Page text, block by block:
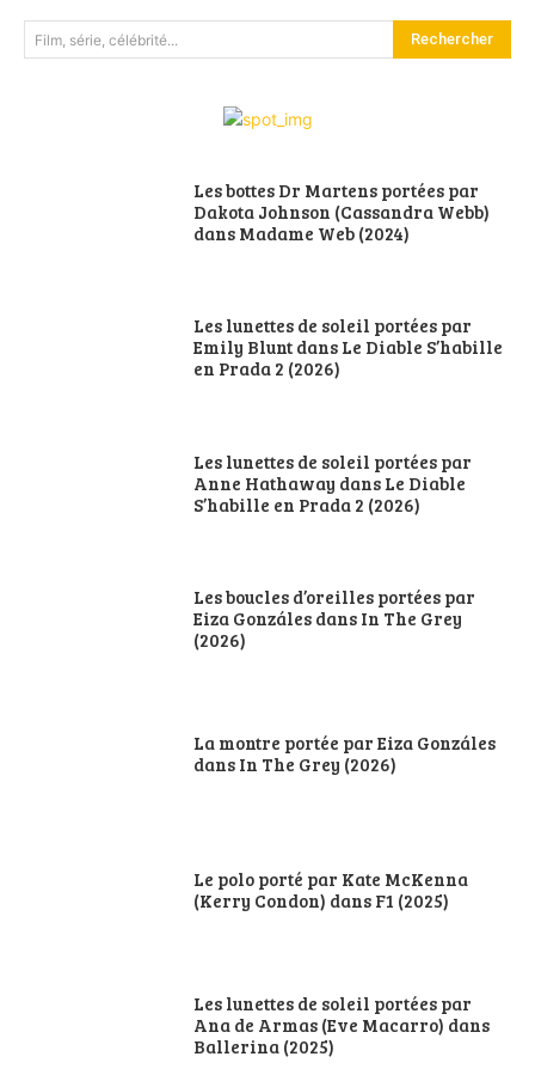
Film, série, célébrité... Rechercher
Les bottes Dr Martens portées par
Dakota Johnson (Cassandra Webb)
dans Madame Web (2024)
Les lunettes de soleil portées par
Emily Blunt dans Le Diable S’habille
en Prada 2 (2026)
Les lunettes de soleil portées par
Anne Hathaway dans Le Diable
S’habille en Prada 2 (2026)
Les boucles d’oreilles portées par
Eiza Gonzáles dans In The Grey
(2026)
La montre portée par Eiza Gonzáles
dans In The Grey (2026)
Le polo porté par Kate McKenna
(Kerry Condon) dans F1 (2025)
Les lunettes de soleil portées par
Ana de Armas (Eve Macarro) dans
Ballerina (2025)